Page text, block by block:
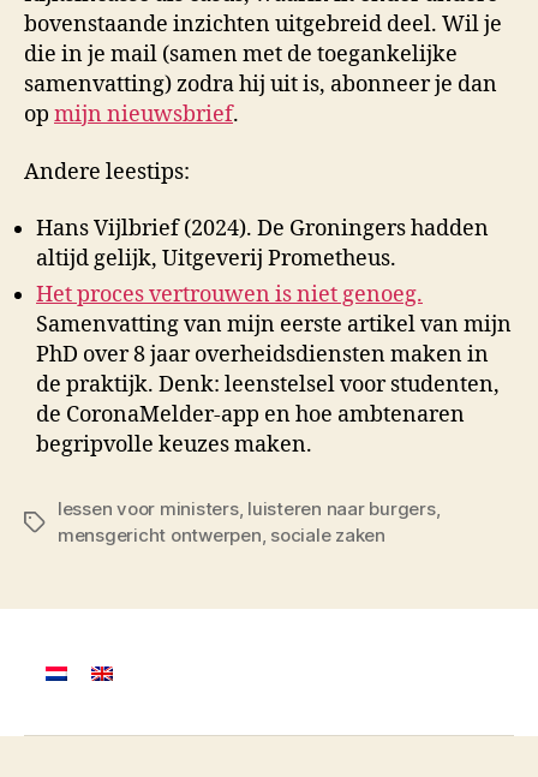
bovenstaande inzichten uitgebreid deel. Wil je
die in je mail (samen met de toegankelijke
samenvatting) zodra hij uit is, abonneer je dan
op mijn nieuwsbrief.
Andere leestips:
Hans Vijlbrief (2024). De Groningers hadden
altijd gelijk, Uitgeverij Prometheus.
Het proces vertrouwen is niet genoeg.
Samenvatting van mijn eerste artikel van mijn
PhD over 8 jaar overheidsdiensten maken in
de praktijk. Denk: leenstelsel voor studenten,
de CoronaMelder-app en hoe ambtenaren
begripvolle keuzes maken.
Tags
lessen voor ministers, luisteren naar burgers,
mensgericht ontwerpen, sociale zaken